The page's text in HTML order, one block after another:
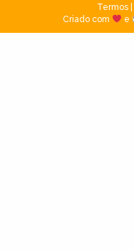
Termos|
Criado com
e